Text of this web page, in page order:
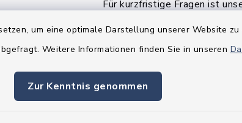
um eine optimale Darstellung unserer Website
Weitere Informationen finden Sie in unseren
Zur Kenntnis genommen
Für kurzfristige Fragen ist
da.